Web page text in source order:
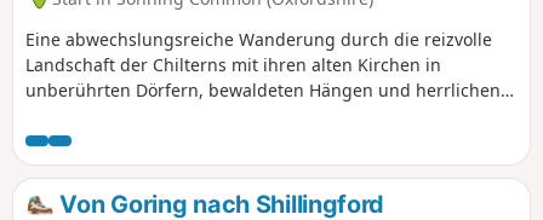
Eine abwechslungsreiche Wanderung durch die reizvolle
Landschaft der Chilterns mit ihren alten Kirchen in
unberührten Dörfern, bewaldeten Hängen und herrlichen
Von Goring nach Shillingford